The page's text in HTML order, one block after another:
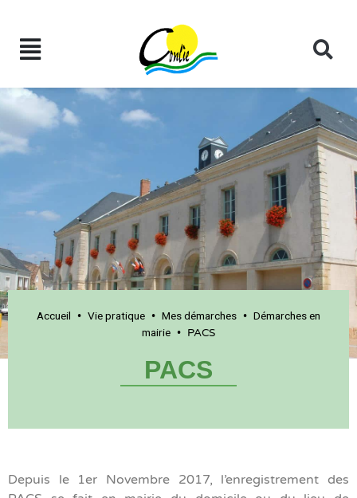
Accueil • Vie pratique • Mes démarches • Démarches en
mairie • PACS
PACS
Depuis le 1er Novembre 2017, l’enregistrement des